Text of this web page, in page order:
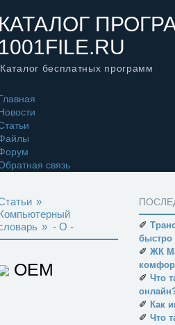
Каталог бесплатных программ
связь
»
» - O -
OEM
✐
быстро
✐ ЖК
✐ Что
✐ Как
✐ Что